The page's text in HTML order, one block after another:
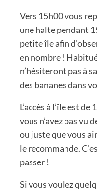
Vers 15h00 vous
une halte pendant
petite île afin
en nombre !
n’hésiteront pas à
des bananes dans
L’accès à l’île est
vous n’avez pas vu
ou juste que vous
le recommande.
passer !
Si vous voulez